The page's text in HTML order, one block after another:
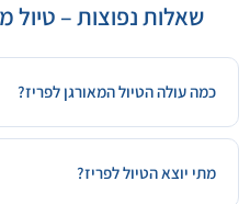
שאלות נפוצות – טיול
כמה עולה הטיול המאורגן לפריז?
מתי יוצא הטיול לפריז?